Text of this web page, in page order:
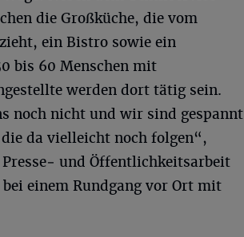
die Großküche, die vom
ein Bistro sowie ein
bis 60 Menschen mit
werden dort tätig sein.
noch nicht und wir sind gespannt
da vielleicht noch folgen“,
und Öffentlichkeitsarbeit
einem Rundgang vor Ort mit